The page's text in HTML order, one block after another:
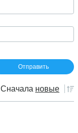
Сначала новые